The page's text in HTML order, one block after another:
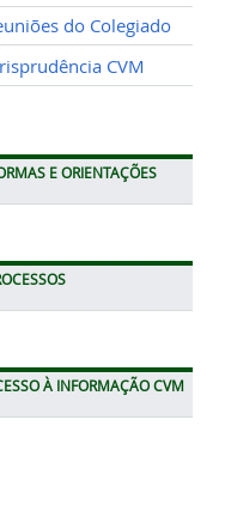
do Colegiado
CVM
E ORIENTAÇÕES
À INFORMAÇÃO CVM